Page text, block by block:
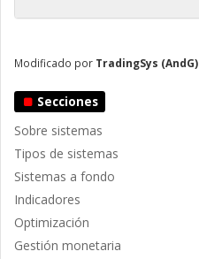
Modificado por TradingSys (AndG)
Secciones
Sobre sistemas
Tipos de sistemas
Sistemas a fondo
Indicadores
Optimización
Gestión monetaria